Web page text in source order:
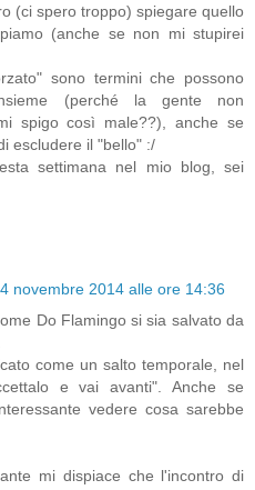
(ci spero troppo) spiegare quello
(anche se non mi stupirei
sono termini che possono
(perché la gente non
spigo così male??), anche se
escludere il "bello" :/
settimana nel mio blog, sei
novembre 2014 alle ore 14:36
Do Flamingo si sia salvato da
come un salto temporale, nel
e vai avanti". Anche se
vedere cosa sarebbe
mi dispiace che l'incontro di